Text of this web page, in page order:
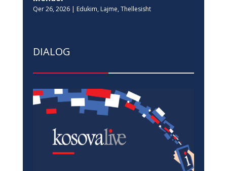
Qer 26, 2026| Edukim, Lajme, Thellesisht
DIALOG